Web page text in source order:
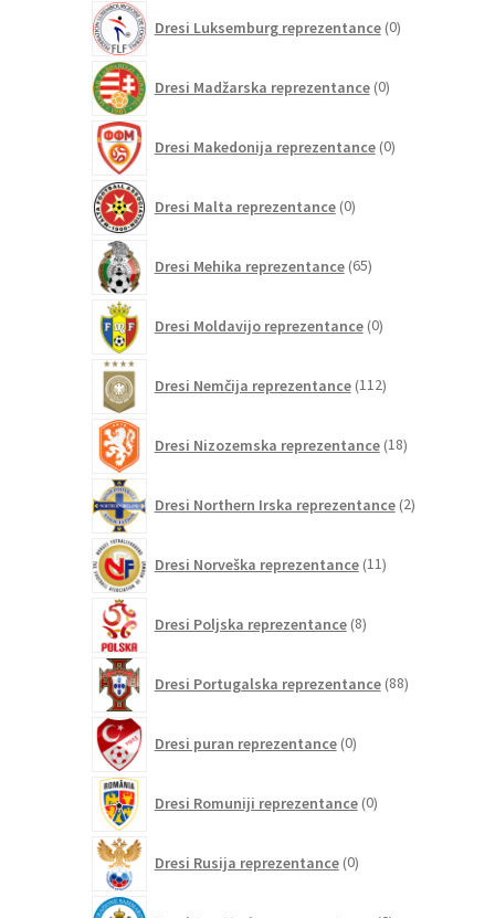
Dresi Luksemburg reprezentance 0izdelkov
Dresi Madžarska reprezentance 0izdelkov
Dresi Makedonija reprezentance 0izdelkov
Dresi Malta reprezentance 0izdelkov
Dresi Mehika reprezentance 65izdelkov
Dresi Moldavijo reprezentance 0izdelkov
Dresi Nemčija reprezentance 112izdelkov
Dresi Nizozemska reprezentance 18izdelkov
Dresi Northern Irska reprezentance 2izdelka
Dresi Norveška reprezentance 11izdelkov
Dresi Poljska reprezentance 8izdelkov
Dresi Portugalska reprezentance 88izdelkov
Dresi puran reprezentance 0izdelkov
Dresi Romuniji reprezentance 0izdelkov
Dresi Rusija reprezentance 0izdelkov